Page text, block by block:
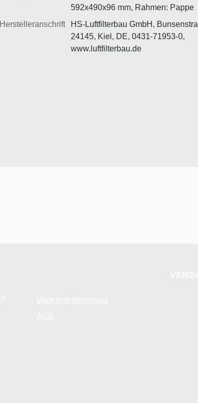
592x490x96 mm, Rahmen: Pappe
Herstelleranschrift
HS-Luftfilterbau GmbH,
24145, Kiel, DE, 0431-71953-0,
www.luftfilterbau.de